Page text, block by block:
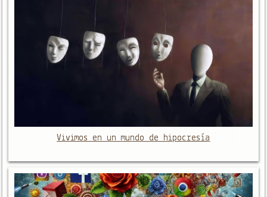
Vivimos en un mundo de hipocresía